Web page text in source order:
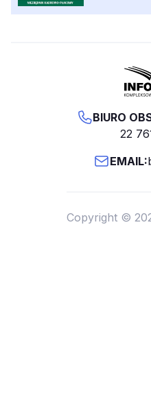
BIURO
22
EMAIL:
Copyright ©